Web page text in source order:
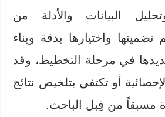
البيانات والأدلة من
تضمينها واختيارها بدقة وبناء
في مرحلة التخطيط، وقد
أو تكتفي بتلخيص نتائج
مسبقاً من قِبل الباحث.